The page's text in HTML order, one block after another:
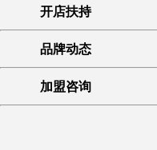
开店扶持
品牌动态
加盟咨询